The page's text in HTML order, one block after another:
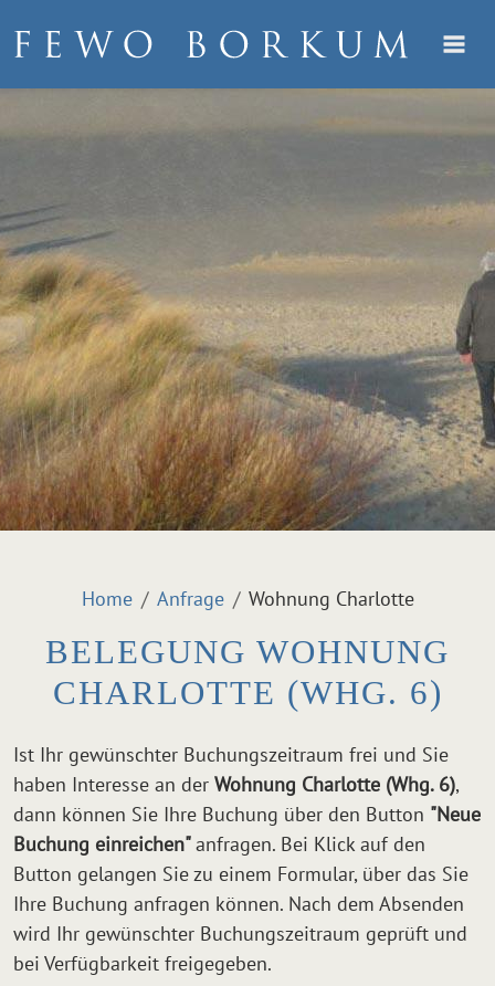
Home Anfrage Wohnung Charlotte
BELEGUNG WOHNUNG
CHARLOTTE (WHG. 6)
Ist Ihr gewünschter Buchungszeitraum frei und Sie
haben Interesse an der Wohnung Charlotte (Whg. 6),
dann können Sie Ihre Buchung über den Button "Neue
Buchung einreichen"anfragen. Bei Klick auf den
Button gelangen Sie zu einem Formular, über das Sie
Ihre Buchung anfragen können. Nach dem Absenden
wird Ihr gewünschter Buchungszeitraum geprüft und
bei Verfügbarkeit freigegeben.